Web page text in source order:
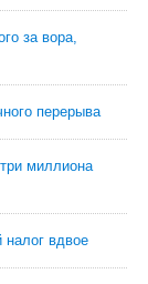
за вора,
перерыва
миллиона
налог вдвое